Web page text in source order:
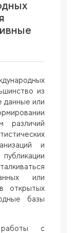
из
данные или
различий
и
или
открытых
базы
с